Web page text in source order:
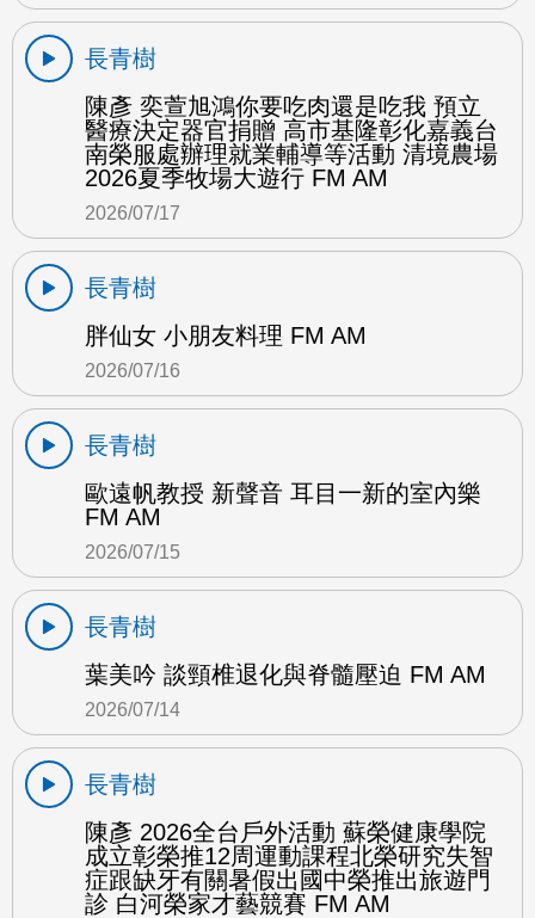
長青樹
陳彥 奕萱旭鴻你要吃肉還是吃我 預立
醫療決定器官捐贈 高市基隆彰化嘉義台
南榮服處辦理就業輔導等活動 清境農場
2026夏季牧場大遊行 FM AM
2026/07/17
長青樹
胖仙女 小朋友料理 FM AM
2026/07/16
長青樹
歐遠帆教授 新聲音 耳目一新的室內樂
FM AM
2026/07/15
長青樹
葉美吟 談頸椎退化與脊髓壓迫 FM AM
2026/07/14
長青樹
陳彥 2026全台戶外活動 蘇榮健康學院
成立彰榮推12周運動課程北榮研究失智
症跟缺牙有關暑假出國中榮推出旅遊門
診 白河榮家才藝競賽 FM AM